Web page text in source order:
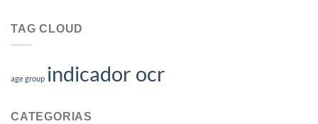
TAG CLOUD
age group indicador ocr
CATEGORIAS